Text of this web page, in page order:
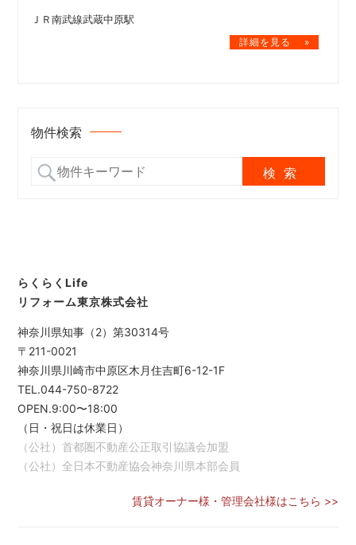
ＪＲ南武線武蔵中原駅
物件検索
らくらくLife
リフォーム東京株式会社
神奈川県知事（2）第30314号
〒211-0021
神奈川県川崎市中原区木月住吉町6-12-1F
TEL.044-750-8722
OPEN.9:00〜18:00
（日・祝日は休業日）
（公社）首都圏不動産公正取引協議会加盟
（公社）全日本不動産協会神奈川県本部会員
賃貸オーナー様・管理会社様はこちら >>